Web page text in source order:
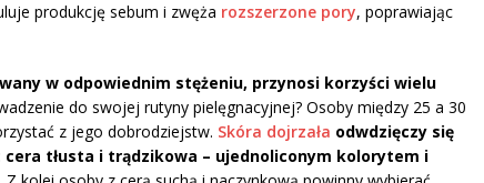
produkcję sebum i zwęża rozszerzone pory, poprawiając
w odpowiednim stężeniu, przynosi korzyści wielu
do swojej rutyny pielęgnacyjnej? Osoby między 25 a 30
z jego dobrodziejstw. Skóra dojrzała odwdzięczy się
tłusta i trądzikowa – ujednoliconym kolorytem i